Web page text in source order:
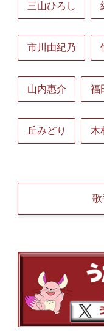
三山ひろし
市川由紀乃
山内惠介 福
丘みどり 木
歌